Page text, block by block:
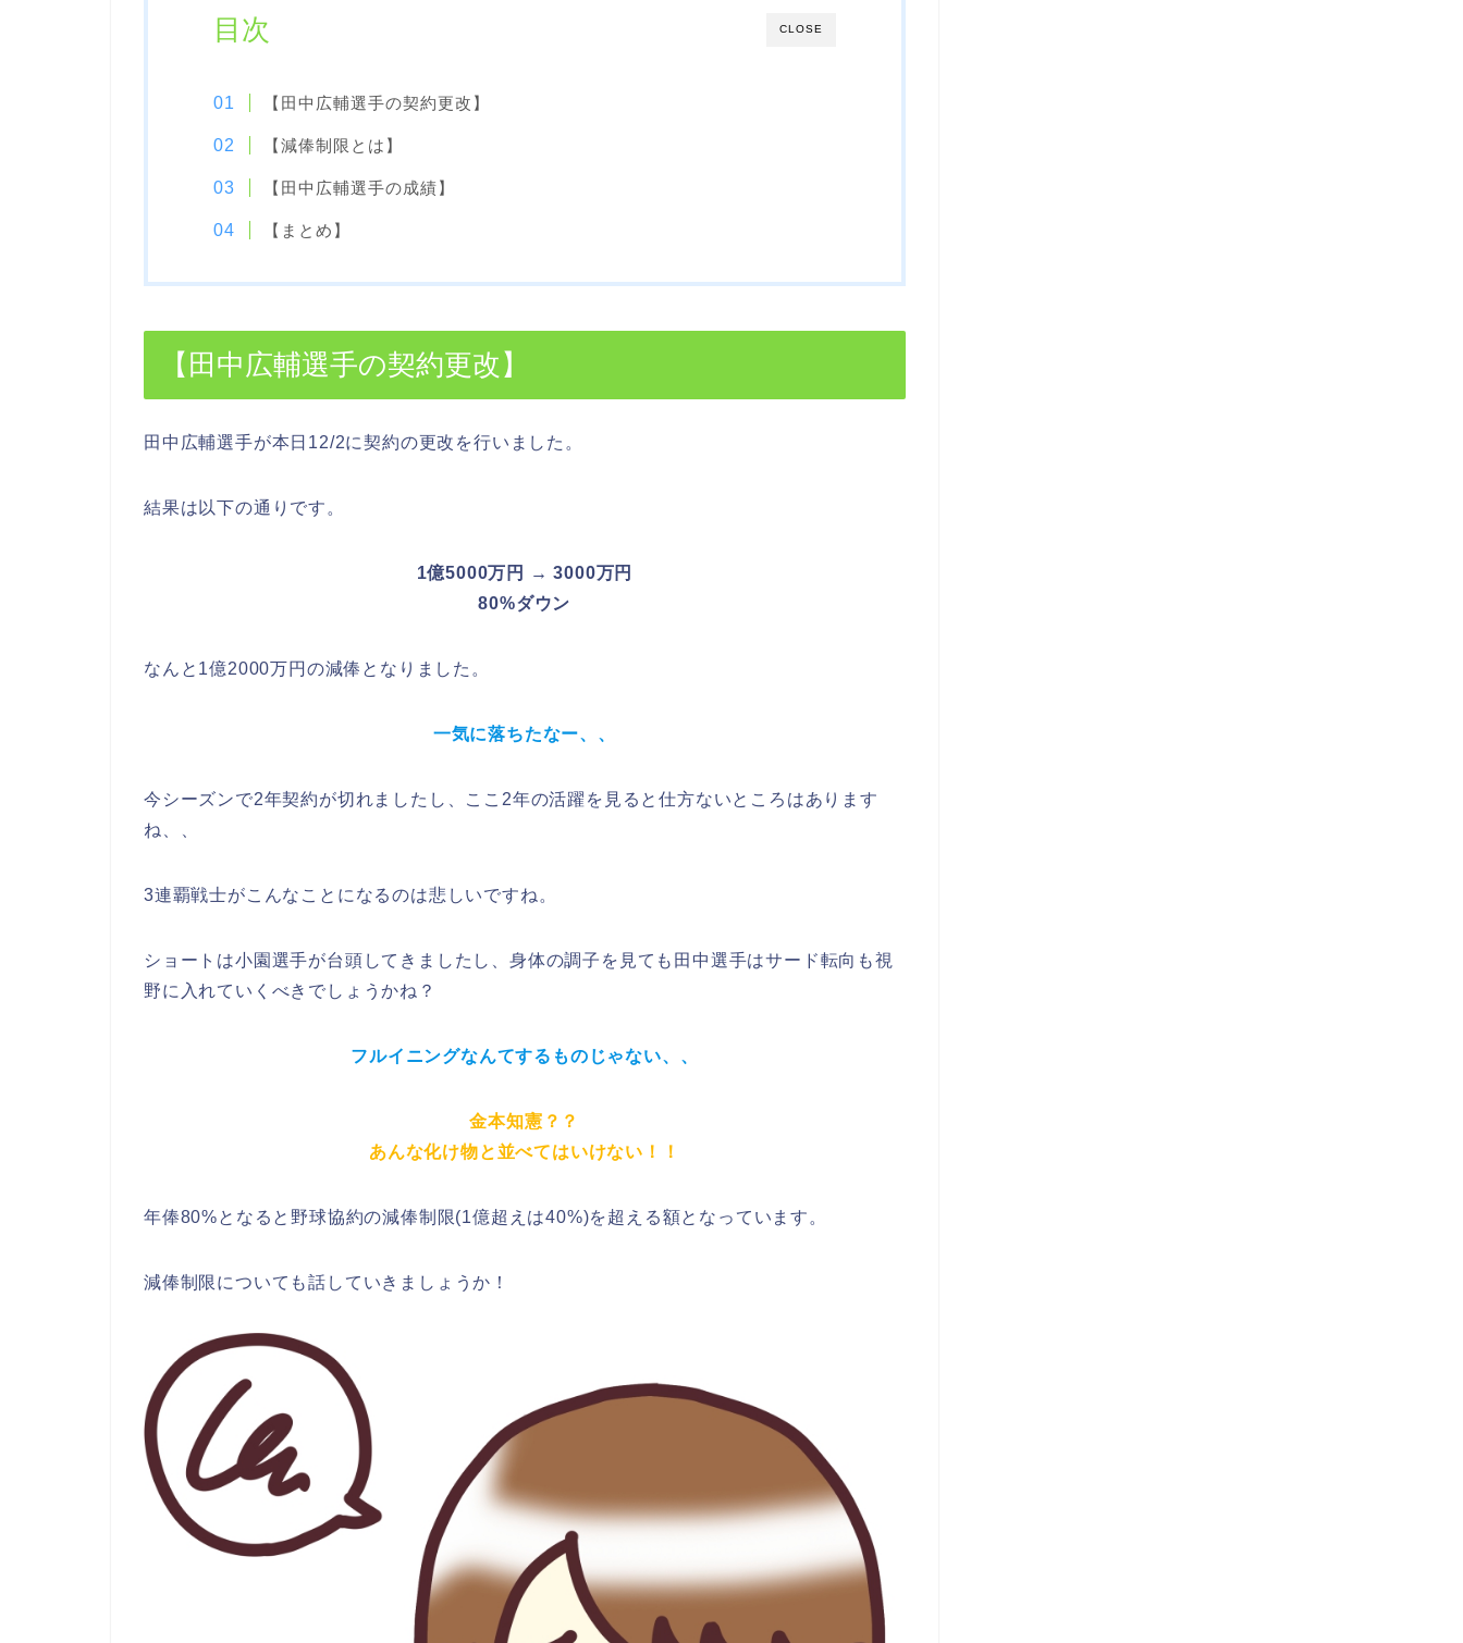
CLOSE
目次
【田中広輔選手の契約更改】
【減俸制限とは】
【田中広輔選手の成績】
【まとめ】
【田中広輔選手の契約更改】
田中広輔選手が本日12/2に契約の更改を行いました。
結果は以下の通りです。
1億5000万円 → 3000万円
80%ダウン
なんと1億2000万円の減俸となりました。
一気に落ちたなー、、
今シーズンで2年契約が切れましたし、 ここ2年の活躍を見ると仕方ないところはあります
ね、、
3連覇戦士がこんなことになるのは悲しいですね。
ショートは小園選手が台頭してきましたし、身体の調子を見ても 田中選手はサード転向も視
野に入れていくべきでしょうかね？
フルイニングなんてするものじゃない、、
金本知憲？？
あんな化け物と並べてはいけない！！
年俸80%となると 野球協約の減俸制限(1億超えは40%)を超える額となっています。
減俸制限についても話していきましょうか！